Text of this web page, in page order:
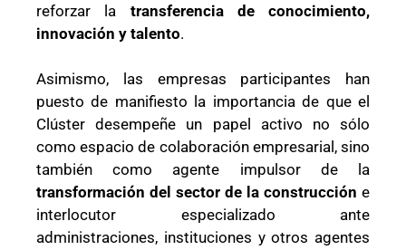
reforzar la transferencia de conocimiento,
innovación y talento.
Asimismo, las empresas participantes han
puesto de manifiesto la importancia de que el
Clúster desempeñe un papel activo no sólo
como espacio de colaboración empresarial, sino
también como agente impulsor de la
transformación del sector de la construcción e
interlocutor especializado ante
administraciones, instituciones y otros agentes